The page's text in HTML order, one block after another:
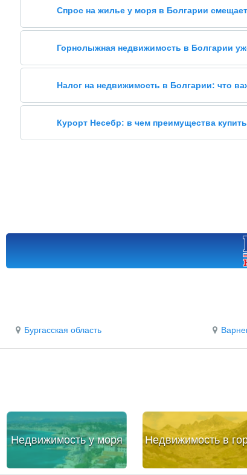
Спрос на жилье у моря в Болгарии
Горнолыжная недвижимость в Болгарии
Налог на недвижимость в Болгарии: что
Курорт Несебр: в чем преимущества
Бургасская область
Недвижимость у моря Недвижимость в